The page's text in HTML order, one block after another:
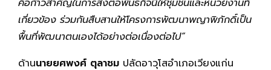
คือก้าวสำคัญในการส่งต่อพันธกิจนี้ให้ชุมชนและหน่วยงานที่
เกี่ยวข้อง ร่วมกันสืบสานให้โครงการพัฒนาพญาพิภักดิ์เป็น
พื้นที่พัฒนาตนเองได้อย่างต่อเนื่องต่อไป”
ด้านนายยศพงศ์ ตุลาชม ปลัดอาวุโสอำเภอเวียงแก่น